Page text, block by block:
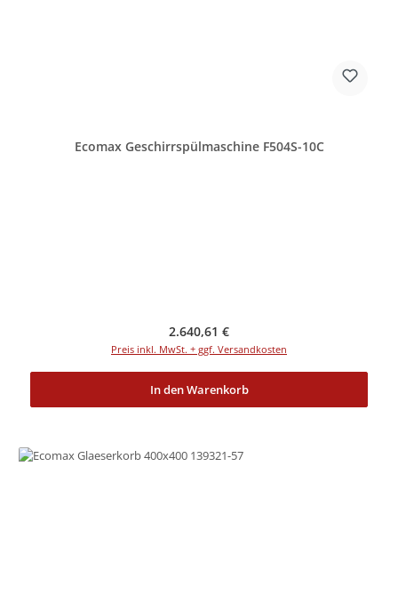
Ecomax Geschirrspülmaschine F504S-10C
Regulärer Preis:
2.640,61 €
Preis inkl. MwSt. + ggf. Versandkosten
In den Warenkorb